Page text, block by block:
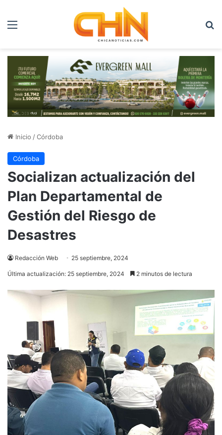
Menú
Inicio /Córdoba
Córdoba
Socializan actualización del
Plan Departamental de
Gestión del Riesgo de
Desastres
Redacción Web 25 septiembre, 2024
Última actualización: 25 septiembre, 2024 2 minutos de lectura